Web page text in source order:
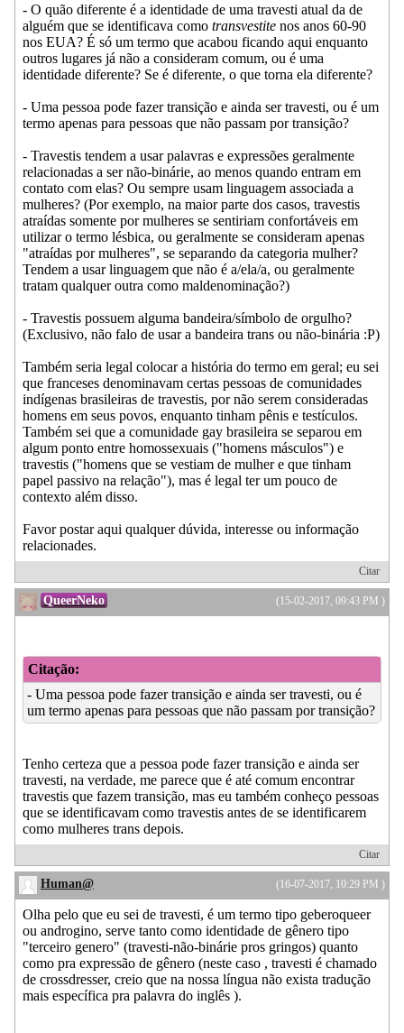
- O quão diferente é a identidade de uma travesti atual da de
alguém que se identificava como transvestite nos anos 60-90
nos EUA? É só um termo que acabou ficando aqui enquanto
outros lugares já não a consideram comum, ou é uma
identidade diferente? Se é diferente, o que torna ela diferente?
- Uma pessoa pode fazer transição e ainda ser travesti, ou é um
termo apenas para pessoas que não passam por transição?
- Travestis tendem a usar palavras e expressões geralmente
relacionadas a ser não-binárie, ao menos quando entram em
contato com elas? Ou sempre usam linguagem associada a
mulheres? (Por exemplo, na maior parte dos casos, travestis
atraídas somente por mulheres se sentiriam confortáveis em
utilizar o termo lésbica, ou geralmente se consideram apenas
"atraídas por mulheres", se separando da categoria mulher?
Tendem a usar linguagem que não é a/ela/a, ou geralmente
tratam qualquer outra como maldenominação?)
- Travestis possuem alguma bandeira/símbolo de orgulho?
(Exclusivo, não falo de usar a bandeira trans ou não-binária :P)
Também seria legal colocar a história do termo em geral; eu sei
que franceses denominavam certas pessoas de comunidades
indígenas brasileiras de travestis, por não serem consideradas
homens em seus povos, enquanto tinham pênis e testículos.
Também sei que a comunidade gay brasileira se separou em
algum ponto entre homossexuais ("homens másculos") e
travestis ("homens que se vestiam de mulher e que tinham
papel passivo na relação"), mas é legal ter um pouco de
contexto além disso.
Favor postar aqui qualquer dúvida, interesse ou informação
relacionades.
Citar
(15-02-2017, 09:43 PM )
QueerNeko
Citação:
- Uma pessoa pode fazer transição e ainda ser travesti, ou é
um termo apenas para pessoas que não passam por transição?
Tenho certeza que a pessoa pode fazer transição e ainda ser
travesti, na verdade, me parece que é até comum encontrar
travestis que fazem transição, mas eu também conheço pessoas
que se identificavam como travestis antes de se identificarem
como mulheres trans depois.
Citar
(16-07-2017, 10:29 PM )
Human@
Olha pelo que eu sei de travesti, é um termo tipo geberoqueer
ou androgino, serve tanto como identidade de gênero tipo
"terceiro genero" (travesti-não-binárie pros gringos) quanto
como pra expressão de gênero (neste caso , travesti é chamado
de crossdresser, creio que na nossa língua não exista tradução
mais específica pra palavra do inglês ).